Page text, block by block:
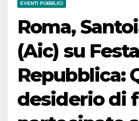
EVENTI PUBBLICI
Roma,
(Aic) su Festa
Repubblica:
desiderio di